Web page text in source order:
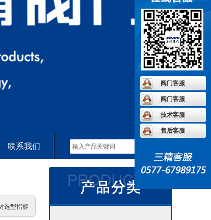
阀门客服
阀门客服
技术客服
售后客服
联系我们
选型指标